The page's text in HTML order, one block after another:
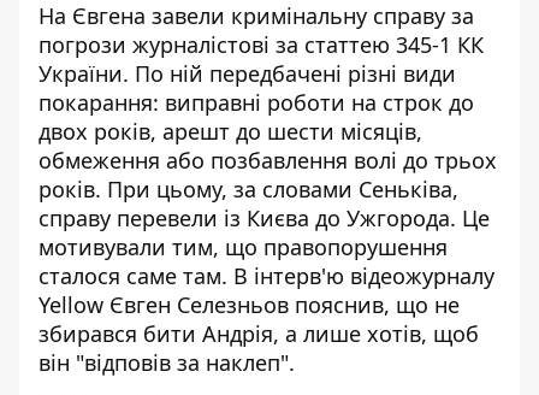
На Євгена завели кримінальну справу за
погрози журналістові за статтею 345-1 КК
України. По ній передбачені різні види
покарання: виправні роботи на строк до
двох років, арешт до шести місяців,
обмеження або позбавлення волі до трьох
років. При цьому, за словами Сеньківа,
справу перевели із Києва до Ужгорода. Це
мотивували тим, що правопорушення
сталося саме там. В інтерв'ю відеожурналу
Yellow Євген Селезньов пояснив, що не
збирався бити Андрія, а лише хотів, щоб
він "відповів за наклеп".